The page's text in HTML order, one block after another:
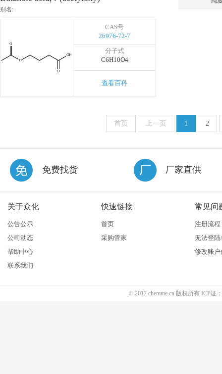
别名:
CAS号
26976-72-7
分子式
C6H10O4
查看百科
首页 上一页 1 2
免费找货 厂家直供
关于众化
公告公示
公司动态
帮助中心
联系我们
快速链接
首页
采购管家
常见问
注册流程
无法登
修改账户
© 2017 chemme.cn 版权所有 ICP证：